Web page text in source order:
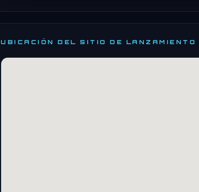
UBICACIÓN DEL SITIO DE LANZAMIENTO